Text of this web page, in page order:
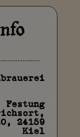
Festung
24159
Kiel